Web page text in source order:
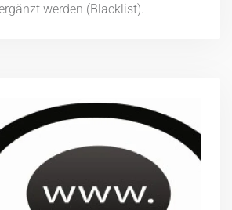
werden (Blacklist).